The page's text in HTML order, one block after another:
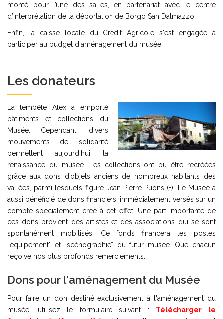
monté pour l’une des salles, en partenariat avec le centre
d’interprétation de la déportation de Borgo San Dalmazzo.
Enfin, la caisse locale du Crédit Agricole s'est engagée à
participer au budget d'aménagement du musée.
Les donateurs
La tempête Alex a emporté
bâtiments et collections du
Musée. Cependant, divers
mouvements de solidarité
permettent aujourd’hui la
renaissance du musée. Les collections ont pu être recréées
grâce aux dons d’objets anciens de nombreux habitants des
vallées, parmi lesquels figure Jean Pierre Puons (+). Le Musée a
aussi bénéficié de dons financiers, immédiatement versés sur un
compte spécialement créé à cet effet. Une part importante de
ces dons provient des artistes et des associations qui se sont
spontanément mobilisés. Ce fonds financera les postes
“équipement" et “scénographie“ du futur musée. Que chacun
reçoive nos plus profonds remerciements.
Dons pour l'aménagement du Musée
Pour faire un don destiné exclusivement à l'aménagement du
musée, utilisez le formulaire suivant : Télécharger le